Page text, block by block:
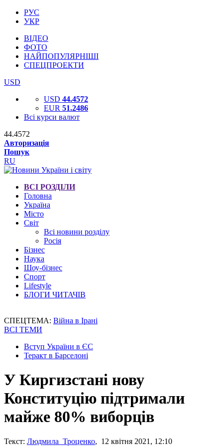
РУС
УКР
ВІДЕО
ФОТО
НАЙПОПУЛЯРНІШІ
СПЕЦПРОЕКТИ
USD
USD 44.4572
EUR 51.2486
Всі курси валют
44.4572
Авторизація
Пошук
RU
ВСІ РОЗДІЛИ
Головна
Україна
Місто
Світ
Всі новини розділу
Росія
Бізнес
Наука
Шоу-бізнес
Спорт
Lifestyle
БЛОГИ ЧИТАЧІВ
СПЕЦТЕМА: Війна в Ірані
ВСІ ТЕМИ
Вступ України в ЄС
Теракт в Барселоні
У Киргизстані нову
Конституцію підтримали
майже 80% виборців
Текст: Людмила Троценко, 12 квітня 2021, 12:10